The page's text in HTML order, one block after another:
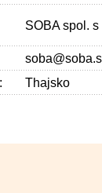
SOBA spol.
Thajsko